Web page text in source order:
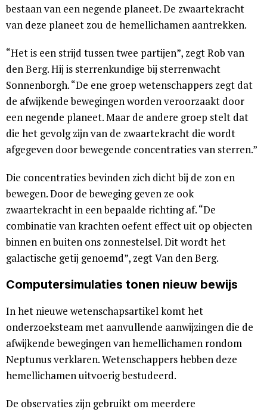
bestaan van een negende planeet. De zwaartekracht
van deze planeet zou de hemellichamen aantrekken.
“Het is een strijd tussen twee partijen”, zegt Rob van
den Berg. Hij is sterrenkundige bij sterrenwacht
Sonnenborgh. “De ene groep wetenschappers zegt dat
de afwijkende bewegingen worden veroorzaakt door
een negende planeet. Maar de andere groep stelt dat
die het gevolg zijn van de zwaartekracht die wordt
afgegeven door bewegende concentraties van sterren.”
Die concentraties bevinden zich dicht bij de zon en
bewegen. Door de beweging geven ze ook
zwaartekracht in een bepaalde richting af. “De
combinatie van krachten oefent effect uit op objecten
binnen en buiten ons zonnestelsel. Dit wordt het
galactische getij genoemd”, zegt Van den Berg.
Computersimulaties tonen nieuw bewijs
In het nieuwe wetenschapsartikel komt het
onderzoeksteam met aanvullende aanwijzingen die de
afwijkende bewegingen van hemellichamen rondom
Neptunus verklaren. Wetenschappers hebben deze
hemellichamen uitvoerig bestudeerd.
De observaties zijn gebruikt om meerdere